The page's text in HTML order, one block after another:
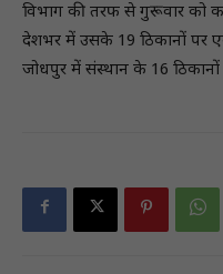
विभाग की तरफ से गुरूवार को
देशभर में उसके 19 ठिकानों पर
जोधपुर में संस्थान के 16 ठिकानों